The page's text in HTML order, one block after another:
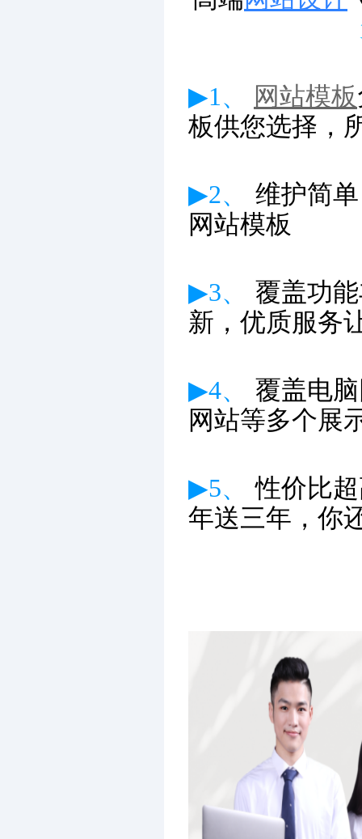
▶1、 网站模板
板供您选择，
▶2、
维护简
网站模板
▶3、
覆盖功
新 ，优质服务
▶4、
覆盖电
网站等多个展
▶5、
性价比
年送三年，你